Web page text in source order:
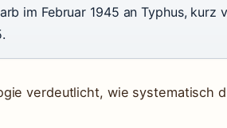
im Februar 1945 an Typhus,
verdeutlicht, wie systematisch